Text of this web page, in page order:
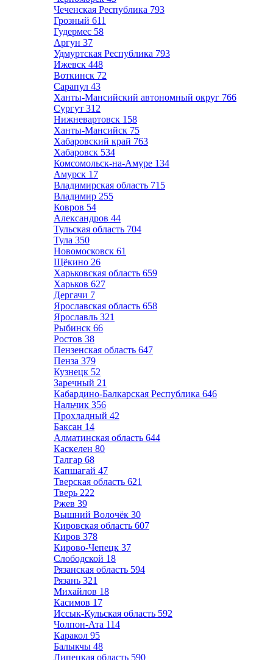
Чеченская Республика 793
Грозный 611
Гудермес 58
Аргун 37
Удмуртская Республика 793
Ижевск 448
Воткинск 72
Сарапул 43
Ханты-Мансийский автономный округ 766
Сургут 312
Нижневартовск 158
Ханты-Мансийск 75
Хабаровский край 763
Хабаровск 534
Комсомольск-на-Амуре 134
Амурск 17
Владимирская область 715
Владимир 255
Ковров 54
Александров 44
Тульская область 704
Тула 350
Новомосковск 61
Щёкино 26
Харьковская область 659
Харьков 627
Дергачи 7
Ярославская область 658
Ярославль 321
Рыбинск 66
Ростов 38
Пензенская область 647
Пенза 379
Кузнецк 52
Заречный 21
Кабардино-Балкарская Республика 646
Нальчик 356
Прохладный 42
Баксан 14
Алматинская область 644
Каскелен 80
Талгар 68
Капшагай 47
Тверская область 621
Тверь 222
Ржев 39
Вышний Волочёк 30
Кировская область 607
Киров 378
Кирово-Чепецк 37
Слободской 18
Рязанская область 594
Рязань 321
Михайлов 18
Касимов 17
Иссык-Кульская область 592
Чолпон-Ата 114
Каракол 95
Балыкчы 48
Липецкая область 590